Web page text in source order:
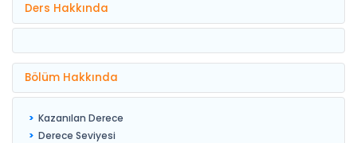
Ders Hakkında
Bölüm Hakkında
Kazanılan Derece
Derece Seviyesi